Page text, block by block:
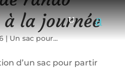
la journée
|Un sac pour...
d’un sac pour partir